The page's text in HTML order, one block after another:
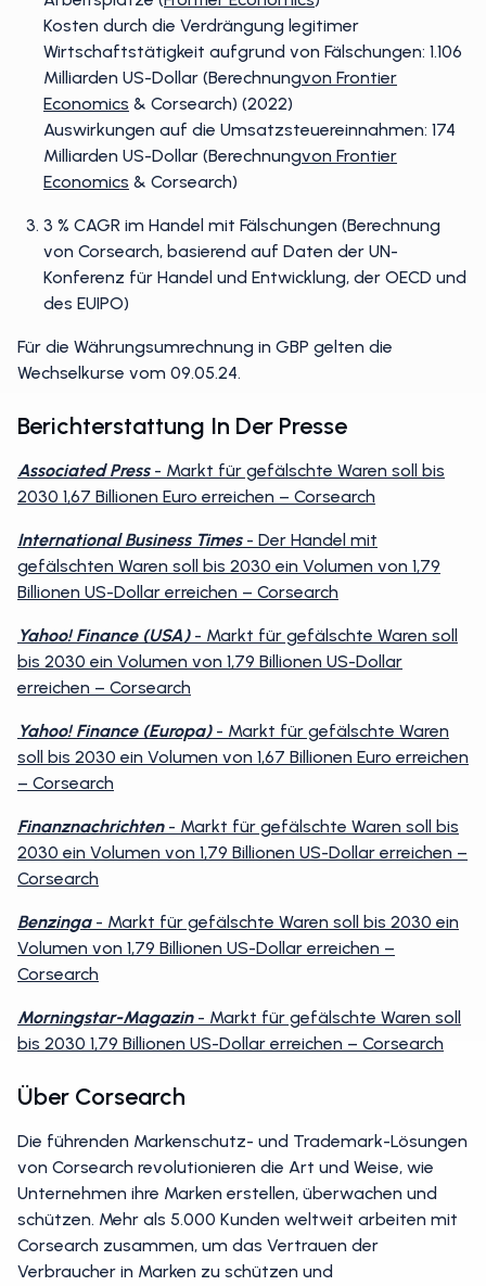
Kosten durch die Verdrängung legitimer
Wirtschaftstätigkeit aufgrund von Fälschungen: 1.106
Milliarden US-Dollar (Berechnungvon Frontier
Economics & Corsearch) (2022)
Auswirkungen auf die Umsatzsteuereinnahmen: 174
Milliarden US-Dollar (Berechnungvon Frontier
Economics & Corsearch)
3 % CAGR im Handel mit Fälschungen (Berechnung
von Corsearch, basierend auf Daten der UN-
Konferenz für Handel und Entwicklung, der OECD und
des EUIPO)
Für die Währungsumrechnung in GBP gelten die
Wechselkurse vom 09.05.24.
Berichterstattung In Der Presse
Associated Press - Markt für gefälschte Waren soll bis
2030 1,67 Billionen Euro erreichen – Corsearch
International Business Times- Der Handel mit
gefälschten Waren soll bis 2030 ein Volumen von 1,79
Billionen US-Dollar erreichen – Corsearch
Yahoo! Finance (USA) - Markt für gefälschte Waren soll
bis 2030 ein Volumen von 1,79 Billionen US-Dollar
erreichen – Corsearch
Yahoo! Finance (Europa)- Markt für gefälschte Waren
soll bis 2030 ein Volumen von 1,67 Billionen Euro erreichen
– Corsearch
Finanznachrichten - Markt für gefälschte Waren soll bis
2030 ein Volumen von 1,79 Billionen US-Dollar erreichen –
Corsearch
Benzinga- Markt für gefälschte Waren soll bis 2030 ein
Volumen von 1,79 Billionen US-Dollar erreichen –
Corsearch
Morningstar-Magazin - Markt für gefälschte Waren soll
bis 2030 1,79 Billionen US-Dollar erreichen – Corsearch
Über Corsearch
Die führenden Markenschutz- und Trademark-Lösungen
von Corsearch revolutionieren die Art und Weise, wie
Unternehmen ihre Marken erstellen, überwachen und
schützen. Mehr als 5.000 Kunden weltweit arbeiten mit
Corsearch zusammen, um das Vertrauen der
Verbraucher in Marken zu schützen und